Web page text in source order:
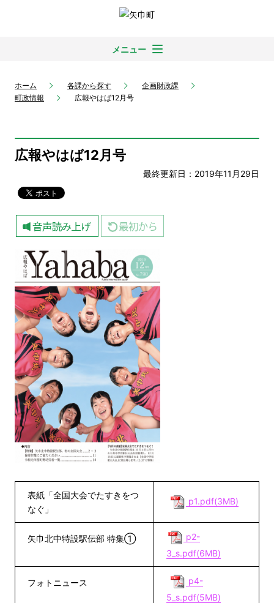
メニュー
ホーム 各課から探す
企画財政課
町政情報
広報やはば12月号
広報やはば12月号
最終更新日：2019年11月29日
表紙「全国大会でたすきをつ
なぐ」
p1.pdf(3MB)
矢巾北中特設駅伝部 特集①
p2-
3_s.pdf(6MB)
フォトニュース
p4-
5_s.pdf(5MB)